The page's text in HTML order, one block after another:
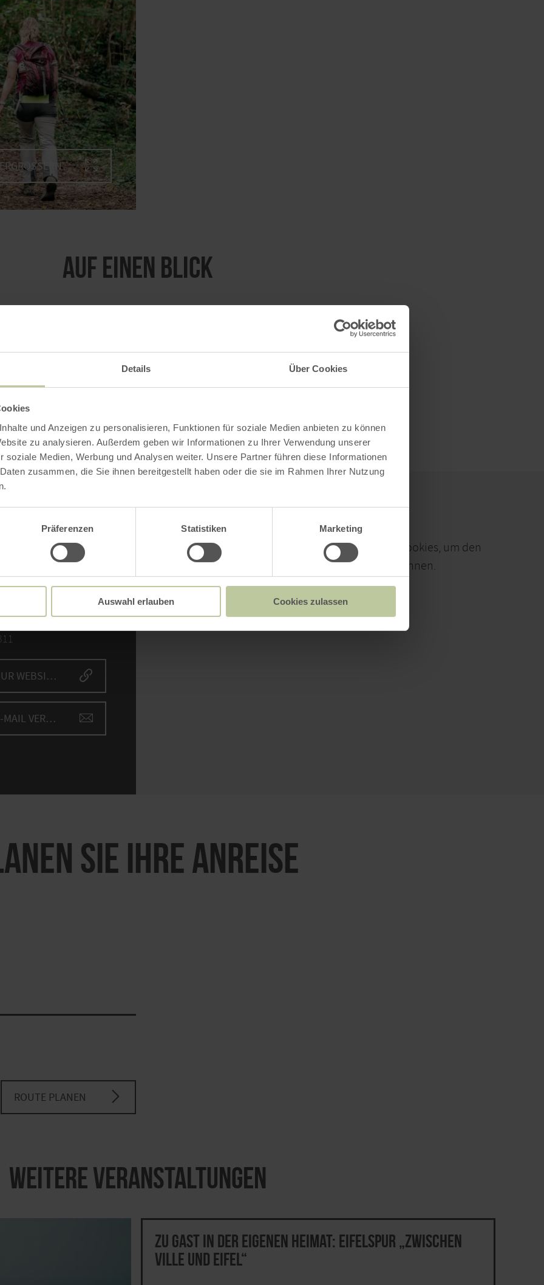
Details Über Cookies
und Anzeigen zu personalisieren, Funktionen für soziale Medien anbieten zu können
zu analysieren. Außerdem geben wir Informationen zu Ihrer Verwendung unserer
soziale Medien, Werbung und Analysen weiter. Unsere Partner führen diese Informationen
zusammen, die Sie ihnen bereitgestellt haben oder die sie im Rahmen Ihrer Nutzung
Präferenzen Statistiken Marketing
Auswahl erlauben Cookies zulassen
Auf einen Blick
OG Marmagen
Nettersheim-
ZUR WEBSITE
E-MAIL VERFASSEN
Bitte akzeptieren Sie den Einsatz aller Cookies, um den
Inhalt dieser Seite sehen zu können.
Alle Cookies Freigeben
SIE IHRE ANREISE
ROUTE PLANEN
Weitere Veranstaltungen
Zu Gast in der eigenen Heimat: EifelSpur „Zwischen
Ville und Eifel“